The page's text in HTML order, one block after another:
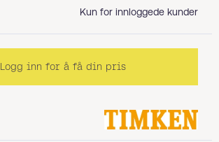
Kun for innloggede kunder
Logg inn for å få din pris